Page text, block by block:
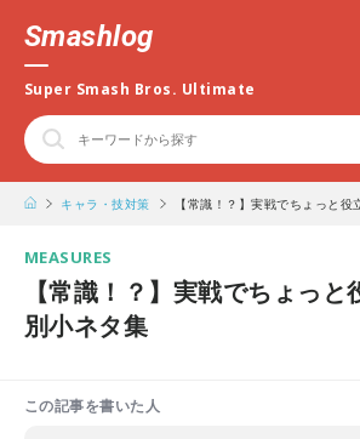
Smashlog
Super Smash Bros. Ultimate
キャラ・技対策 【常識！？】実戦でちょっと
MEASURES
【常識！？】実戦でちょっと
別小ネタ集
この記事を書いた人